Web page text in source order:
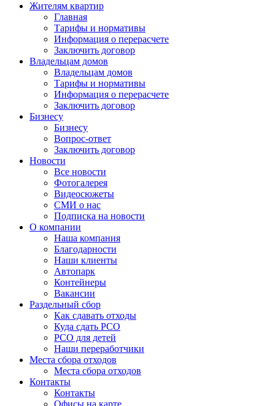
Жителям квартир
Главная
Тарифы и нормативы
Информация о перерасчете
Заключить договор
Владельцам домов
Владельцам домов
Тарифы и нормативы
Информация о перерасчете
Заключить договор
Бизнесу
Бизнесу
Вопрос-ответ
Заключить договор
Новости
Все новости
Фотогалерея
Видеосюжеты
СМИ о нас
Подписка на новости
О компании
Наша компания
Благодарности
Наши клиенты
Автопарк
Контейнеры
Вакансии
Раздельный сбор
Как сдавать отходы
Куда сдать РСО
РСО для детей
Наши переработчики
Места сбора отходов
Места сбора отходов
Контакты
Контакты
Офисы на карте